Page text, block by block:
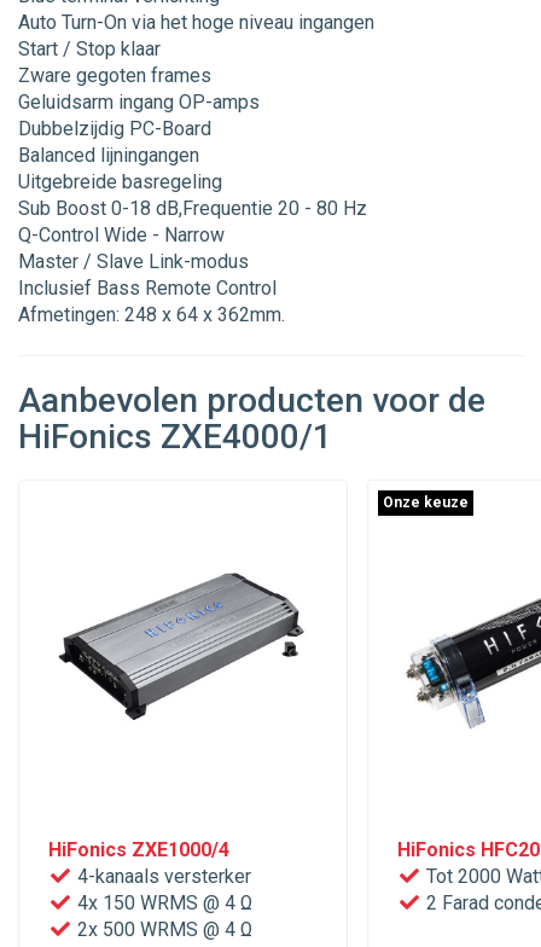
Auto Turn-On via het hoge niveau ingangen
Start / Stop klaar
Zware gegoten frames
Geluidsarm ingang OP-amps
Dubbelzijdig PC-Board
Balanced lijningangen
Uitgebreide basregeling
Sub Boost 0-18 dB,Frequentie 20 - 80 Hz
Q-Control Wide - Narrow
Master / Slave Link-modus
Inclusief Bass Remote Control
Afmetingen: 248 x 64 x 362mm.
Aanbevolen producten voor de
HiFonics ZXE4000/1
HiFonics ZXE1000/4
4-kanaals versterker
4x 150 WRMS @ 4 Ω
2x 500 WRMS @ 4 Ω
Onze keuze
HiFonics
Tot 2000
2 Farad